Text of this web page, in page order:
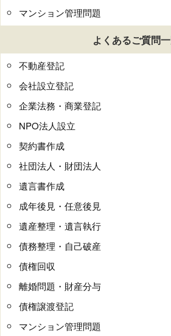
マンション管理問題
よくあるご質問
不動産登記
会社設立登記
企業法務・商業登記
NPO法人設立
契約書作成
社団法人・財団法人
遺言書作成
成年後見・任意後見
遺産整理・遺言執行
債務整理・自己破産
債権回収
離婚問題・財産分与
債権譲渡登記
マンション管理問題